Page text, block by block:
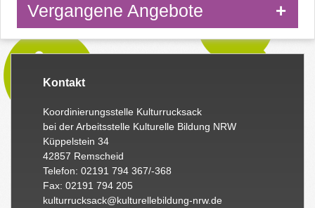
Vergangene Angebote
Kontakt
Koordinierungsstelle Kulturrucksack
bei der Arbeitsstelle Kulturelle Bildung NRW
Küppelstein 34
42857 Remscheid
Telefon: 02191 794 367/-368
Fax: 02191 794 205
kulturrucksack@kulturellebildung-nrw.de